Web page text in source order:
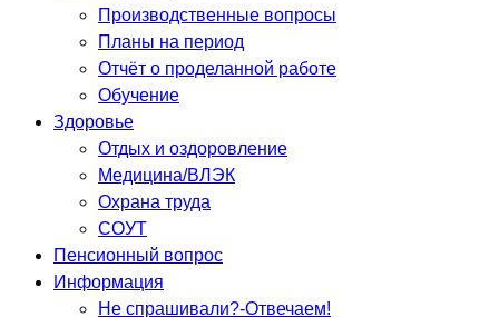
Производственные вопросы
Планы на период
Отчёт о проделанной работе
Обучение
Здоровье
Отдых и оздоровление
Медицина/ВЛЭК
Охрана труда
СОУТ
Пенсионный вопрос
Информация
Не спрашивали?-Отвечаем!